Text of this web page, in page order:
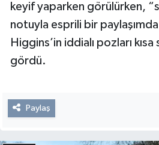
keyif yaparken görülürken,
notuyla esprili bir
Higgins’in iddialı pozları
gördü.
Paylaş